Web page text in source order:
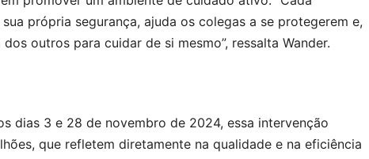
própria segurança, ajuda os colegas a se protegerem e,
outros para cuidar de si mesmo”, ressalta Wander.
dias 3 e 28 de novembro de 2024, essa intervenção
que refletem diretamente na qualidade e na eficiência